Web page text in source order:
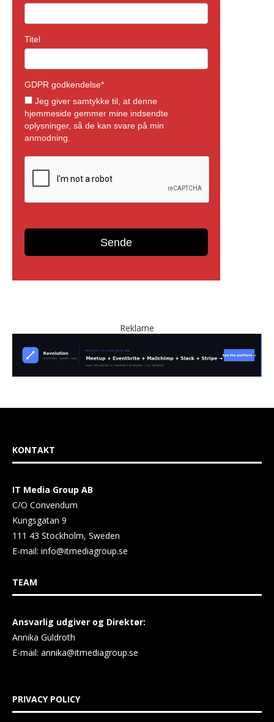
Reklame
KONTAKT
IT Media Group AB
C/O Convendum
Kungsgatan 9
111 43 Stockholm, Sweden
E-mail: info@itmediagroup.se
TEAM
Ansvarlig udgiver og Direktør:
Annika Guldroth
E-mail: annika@itmediagroup.se
PRIVACY POLICY